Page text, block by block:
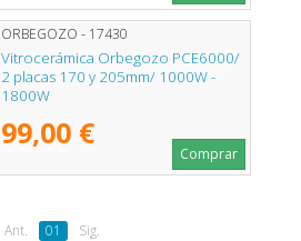
ORBEGOZO - 17430
Vitrocerámica Orbegozo PCE6000/
2 placas 170 y 205mm/ 1000W -
1800W
99,00 €
Comprar
Ant. 01 Sig.